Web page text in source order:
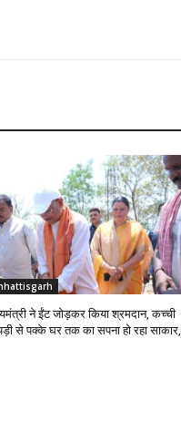
ने ईंट जोड़कर किया श्रमदान, कच्ची
से पक्के घर तक का सपना हो रहा साकार,